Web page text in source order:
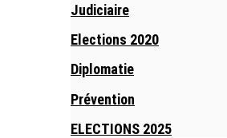
Judiciaire
Elections 2020
Diplomatie
Prévention
ELECTIONS 2025